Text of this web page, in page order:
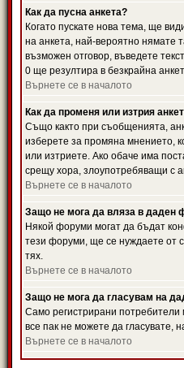
Как да пусна анкета?
Когато пускате нова тема, ще
на анкета, най-вероятно нямате
възможен отговор, въведете
0 ще резултира в безкрайна
Върнете се в началото
Как да променя или изтрия
Също както при съобщенията,
изберете за промяна мнението,
или изтриете. Ако обаче има
срещу хора, злоупотребяващи с
Върнете се в началото
Защо не мога да вляза в даден
Някой форуми могат да бъдат
тези форуми, ще се нуждаете от
тях.
Върнете се в началото
Защо не мога да гласувам на
Само регистрирани потребители
все пак не можете да гласувате,
Върнете се в началото